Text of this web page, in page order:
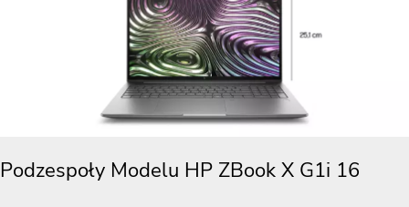
Podzespoły Modelu HP ZBook X G1i 16